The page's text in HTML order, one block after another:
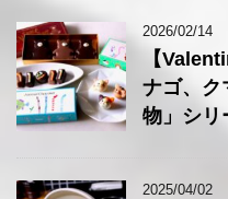
2026/02/14
【
ナゴ、ク
物」シリ
2025/04/02